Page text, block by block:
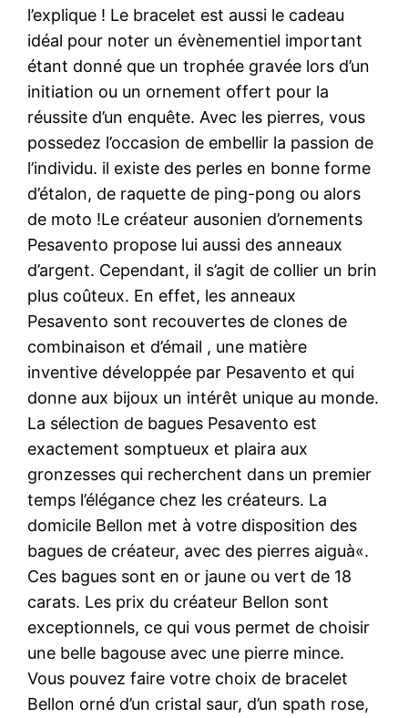
l’explique ! Le bracelet est aussi le cadeau
idéal pour noter un évènementiel important
étant donné que un trophée gravée lors d’un
initiation ou un ornement offert pour la
réussite d’un enquête. Avec les pierres, vous
possedez l’occasion de embellir la passion de
l’individu. il existe des perles en bonne forme
d’étalon, de raquette de ping-pong ou alors
de moto !Le créateur ausonien d’ornements
Pesavento propose lui aussi des anneaux
d’argent. Cependant, il s’agit de collier un brin
plus coûteux. En effet, les anneaux
Pesavento sont recouvertes de clones de
combinaison et d’émail , une matière
inventive développée par Pesavento et qui
donne aux bijoux un intérêt unique au monde.
La sélection de bagues Pesavento est
exactement somptueux et plaira aux
gronzesses qui recherchent dans un premier
temps l’élégance chez les créateurs. La
domicile Bellon met à votre disposition des
bagues de créateur, avec des pierres aiguà«.
Ces bagues sont en or jaune ou vert de 18
carats. Les prix du créateur Bellon sont
exceptionnels, ce qui vous permet de choisir
une belle bagouse avec une pierre mince.
Vous pouvez faire votre choix de bracelet
Bellon orné d’un cristal saur, d’un spath rose,